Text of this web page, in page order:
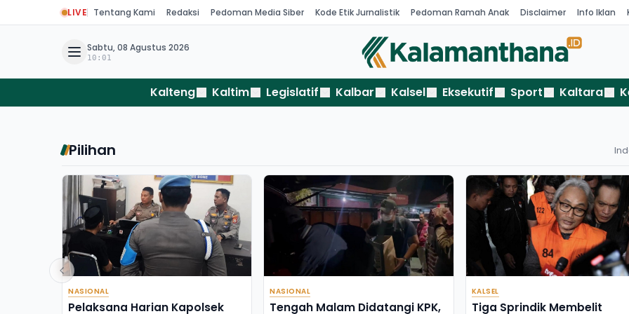
LIVE Tentang Kami Redaksi Pedoman Media Siber Kode Etik Jurnalistik Pedoman Ramah Anak Disclaimer Info Iklan
Sabtu, 08 Agustus 2026
10:01
Kalteng Kaltim Legislatif Kalbar Kalsel Eksekutif Sport Kaltara
Pilihan
NASIONAL
Pelaksana Harian Kapolsek
NASIONAL
Tengah Malam Didatangi KPK,
KALSEL
Tiga Sprindik Membelit